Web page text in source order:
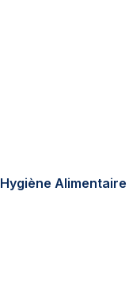
Hygiène